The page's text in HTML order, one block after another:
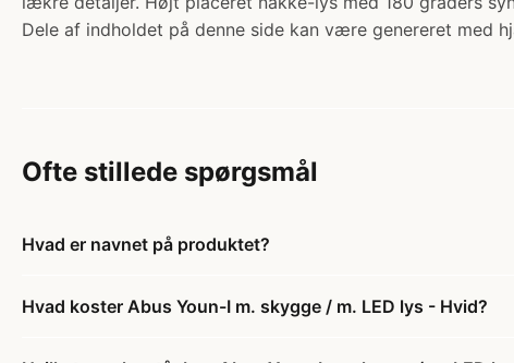
Dele af indholdet på denne side kan være genereret med
Ofte stillede spørgsmål
Hvad er navnet på produktet?
Hvad koster Abus Youn-I m. skygge / m. LED lys - Hvid?